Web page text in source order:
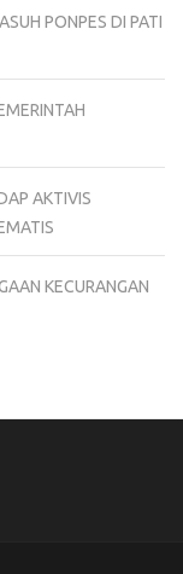
PONPES DI PATI
AKTIVIS
KECURANGAN